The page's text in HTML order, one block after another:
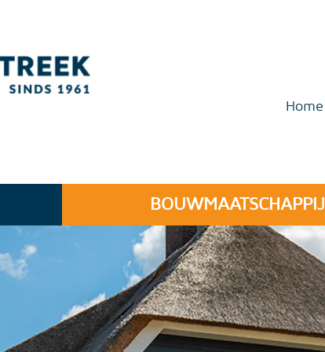
Home
BOUWMAATSCHAPPIJ